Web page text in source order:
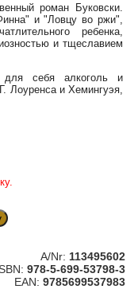
роман Буковски.
и "Ловцу во ржи",
ребенка,
и тщеславием
для себя алкоголь и
Лоуренса и Хемингуэя,
A/Nr: 113495602
978-5-699-53798-3
EAN: 9785699537983